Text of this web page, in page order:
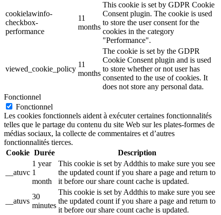
cookielawinfo-
checkbox-
performance
11
months
This cookie is set by GDPR Cookie
Consent plugin. The cookie is used
to store the user consent for the
cookies in the category
"Performance".
viewed_cookie_policy
11
months
The cookie is set by the GDPR
Cookie Consent plugin and is used
to store whether or not user has
consented to the use of cookies. It
does not store any personal data.
Fonctionnel
Fonctionnel
Les cookies fonctionnels aident à exécuter certaines fonctionnalités
telles que le partage du contenu du site Web sur les plates-formes de
médias sociaux, la collecte de commentaires et d’autres
fonctionnalités tierces.
Cookie Durée Description
__atuvc
1 year
1
month
This cookie is set by Addthis to make sure you see
the updated count if you share a page and return to
it before our share count cache is updated.
__atuvs
30
minutes
This cookie is set by Addthis to make sure you see
the updated count if you share a page and return to
it before our share count cache is updated.